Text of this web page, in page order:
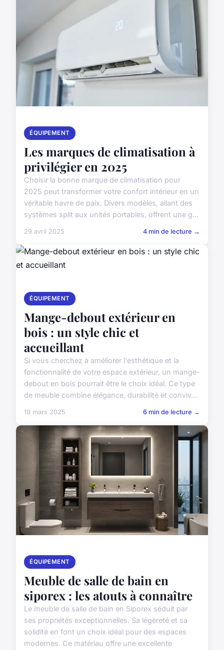
ÉQUIPEMENT
Les marques de climatisation à
privilégier en 2025
Choisir la bonne marque de climatisation pour
2025 peut transformer votre confort intérieur en un
véritable havre de paix. Divers modèles, allant des
systèmes split aux unités portables, offrent une g...
29 avril 2025 4 min de lecture →
ÉQUIPEMENT
Mange-debout extérieur en
bois : un style chic et
accueillant
Si vous cherchez à améliorer l'esthétique et la
fonctionnalité de votre espace extérieur, un mange-
debout en bois pourrait être le choix idéal. Ce type
de meuble combine élégance, durabilité et conviv...
19 mars 2025 6 min de lecture →
ÉQUIPEMENT
Meuble de salle de bain en
siporex : les atouts à connaître
Le meuble de salle de bain en Siporex séduit par
ses propriétés exceptionnelles. Sa légèreté et sa
solidité en font un choix idéal pour des espaces
modernes. Ce matériau offre une excellente